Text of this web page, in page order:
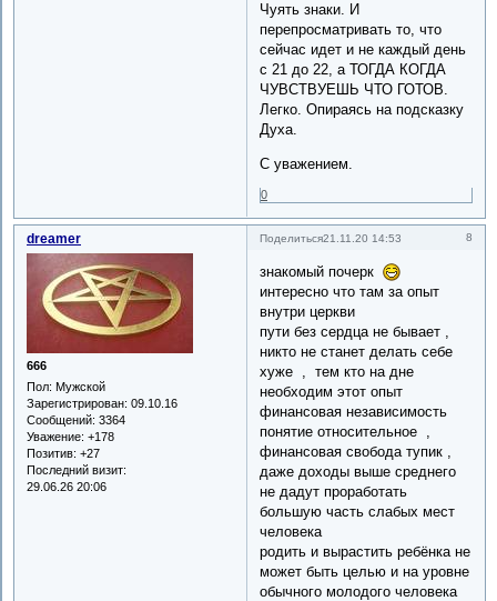
Чуять знаки. И
перепросматривать то, что
сейчас идет и не каждый день
с 21 до 22, а ТОГДА КОГДА
ЧУВСТВУЕШЬ ЧТО ГОТОВ.
Легко. Опираясь на подсказку
Духа.
С уважением.
0
Поделиться 8
21.11.20 14:53
dreamer
666
Пол: Мужской
Зарегистрирован: 09.10.16
Сообщений: 3364
Уважение: +178
Позитив: +27
Последний визит:
29.06.26 20:06
знакомый почерк
интересно что там за опыт
внутри церкви
пути без сердца не бывает ,
никто не станет делать себе
хуже , тем кто на дне
необходим этот опыт
финансовая независимость
понятие относительное ,
финансовая свобода тупик ,
даже доходы выше среднего
не дадут проработать
большую часть слабых мест
человека
родить и вырастить ребёнка не
может быть целью и на уровне
обычного молодого человека